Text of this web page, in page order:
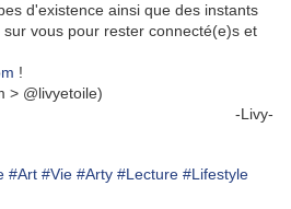
d'existence ainsi que des instants
vous pour rester connecté(e)s et
!
> @livyetoile)
-Livy-
#Art #Vie #Arty #Lecture #Lifestyle